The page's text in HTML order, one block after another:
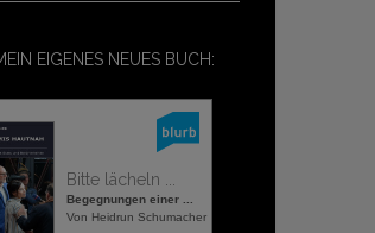
EIGENES NEUES BUCH:
Bitte lächeln ...
Begegnungen einer ...
Von Heidrun Schumacher